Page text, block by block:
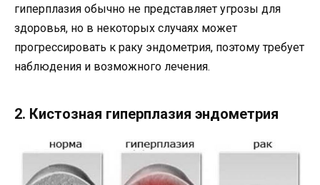
гиперплазия обычно не представляет угрозы для
здоровья, но в некоторых случаях может
прогрессировать к раку эндометрия, поэтому требует
наблюдения и возможного лечения.
2. Кистозная гиперплазия эндометрия